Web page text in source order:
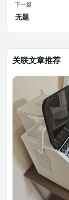
下一篇
无题
关联文章推荐